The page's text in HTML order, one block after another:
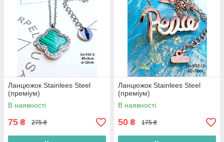
Ланцюжок Stainlees Steel
(преміум)
В наявності
75 ₴ 275 ₴
Ланцюжок Stainlees Steel
(преміум)
В наявності
50 ₴ 175 ₴